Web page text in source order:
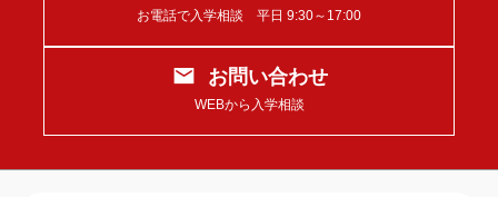
お電話で入学相談 平日 9:30～17:00
お問い合わせ
WEBから入学相談